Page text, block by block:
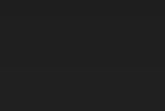
medewerking van Harry